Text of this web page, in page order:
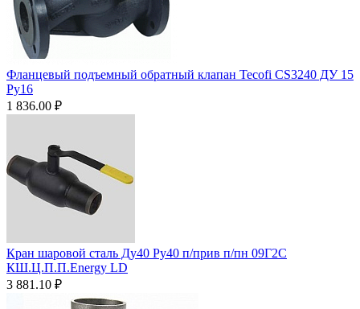
Фланцевый подъемный обратный клапан Tecofi CS3240 ДУ 15
Ру16
1 836.00 ₽
Кран шаровой сталь Ду40 Ру40 п/прив п/пн 09Г2С
КШ.Ц.П.П.Energy LD
3 881.10 ₽